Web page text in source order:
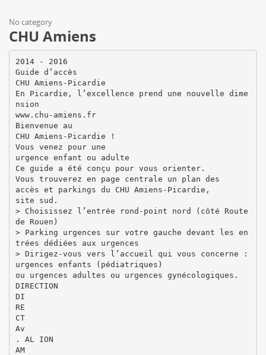
No category
CHU Amiens
2014 - 2016
Guide d’accès
CHU Amiens-Picardie
En Picardie, l’excellence prend une nouvelle dime
nsion
www.chu-amiens.fr
Bienvenue au
CHU Amiens-Picardie !
Vous venez pour une
urgence enfant ou adulte
Ce guide a été conçu pour vous orienter.
Vous trouverez en page centrale un plan des
accès et parkings du CHU Amiens-Picardie,
site sud.
> Choisissez l’entrée rond-point nord (côté Route
de Rouen)
> Parking urgences sur votre gauche devant les en
trées dédiées aux urgences
> Dirigez-vous vers l’accueil qui vous concerne :
urgences enfants (pédiatriques)
ou urgences adultes ou urgences gynécologiques.
DIRECTION
DI
RE
CT
Av
. AL ION
AM